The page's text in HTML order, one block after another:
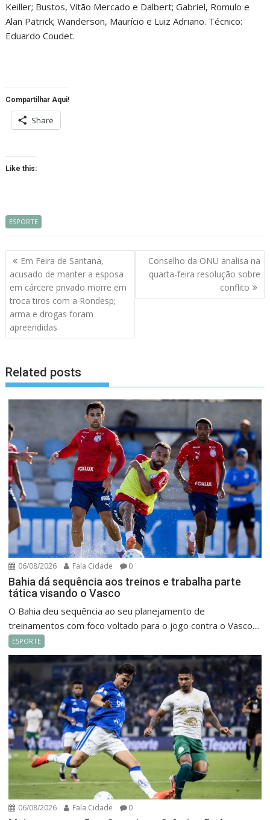
Keiller; Bustos, Vitão Mercado e Dalbert; Gabriel, Romulo e
Alan Patrick; Wanderson, Maurício e Luiz Adriano. Técnico:
Eduardo Coudet.
Compartilhar Aqui!
Share
Like this:
ESPORTE
Navegação
de
artigos
Em Feira de Santana,
acusado de manter a esposa
em cárcere privado morre em
troca tiros com a Rondesp;
arma e drogas foram
apreendidas
Conselho da ONU analisa na
quarta-feira resolução sobre
conflito
Related posts
06/08/2026 Fala Cidade 0
Bahia dá sequência aos treinos e trabalha parte
tática visando o Vasco
O Bahia deu sequência ao seu planejamento de
treinamentos com foco voltado para o jogo contra o Vasco....
ESPORTE
06/08/2026 Fala Cidade 0